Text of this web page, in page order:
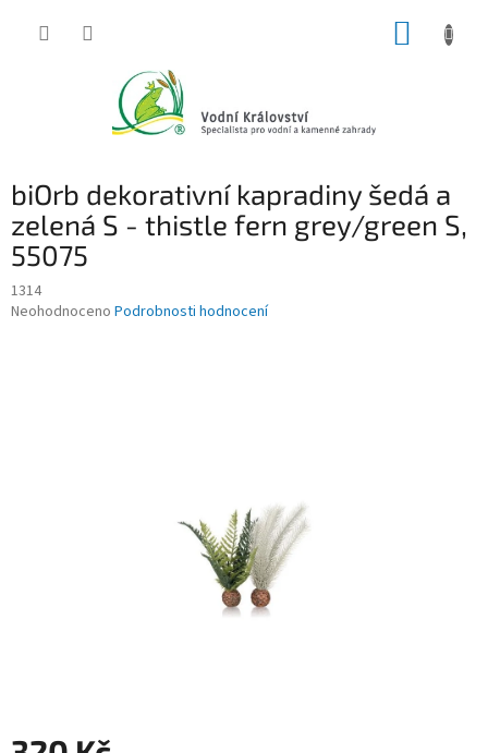
biOrb dekorativní kapradiny šedá a
zelená S - thistle fern grey/green S,
55075
1314
Průměrné
Neohodnoceno Podrobnosti hodnocení